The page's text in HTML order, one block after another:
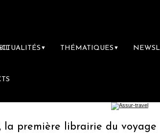
▼ THÉMATIQUES ▼
librairie du voyage